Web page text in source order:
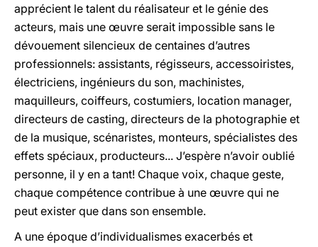
apprécient le talent du réalisateur et le génie des
acteurs, mais une œuvre serait impossible sans le
dévouement silencieux de centaines d’autres
professionnels: assistants, régisseurs, accessoiristes,
électriciens, ingénieurs du son, machinistes,
maquilleurs, coiffeurs, costumiers, location manager,
directeurs de casting, directeurs de la photographie et
de la musique, scénaristes, monteurs, spécialistes des
effets spéciaux, producteurs... J’espère n’avoir oublié
personne, il y en a tant! Chaque voix, chaque geste,
chaque compétence contribue à une œuvre qui ne
peut exister que dans son ensemble.
A une époque d’individualismes exacerbés et